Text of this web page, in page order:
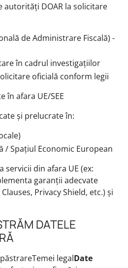
autorități DOAR la solicitare
de Administrare Fiscală) -
în cadrul investigațiilor
oficială conform legii
în afara UE/SEE
și prelucrate în:
/ Spațiul Economic European
servicii din afara UE (ex:
garanții adecvate
Privacy Shield, etc.) și
DATELE
legalDate